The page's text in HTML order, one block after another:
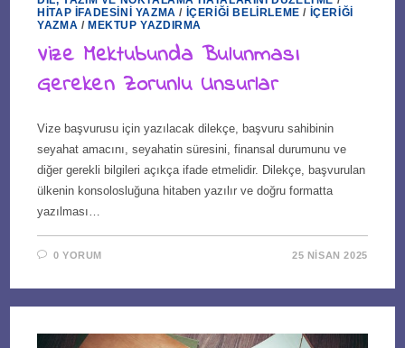
HITAP İFADESINI YAZMA / İÇERIĞI BELIRLEME / İÇERIĞI
YAZMA / MEKTUP YAZDIRMA
Vize Mektubunda Bulunması
Gereken Zorunlu Unsurlar
Vize başvurusu için yazılacak dilekçe, başvuru sahibinin
seyahat amacını, seyahatin süresini, finansal durumunu ve
diğer gerekli bilgileri açıkça ifade etmelidir. Dilekçe, başvurulan
ülkenin konsolosluğuna hitaben yazılır ve doğru formatta
yazılması…
0 YORUM 25 NISAN 2025